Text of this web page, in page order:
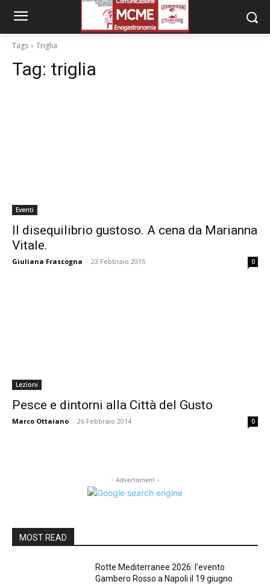
Tags Triglia
Tag: triglia
Eventi
Il disequilibrio gustoso. A cena da Marianna
Vitale.
Giuliana Frascogna - 23 Febbraio 2015 0
Lezioni
Pesce e dintorni alla Città del Gusto
Marco Ottaiano - 26 Febbraio 2014 0
- Advertisment -
MOST READ
Rotte Mediterranee 2026: l’evento
Gambero Rosso a Napoli il 19 giugno